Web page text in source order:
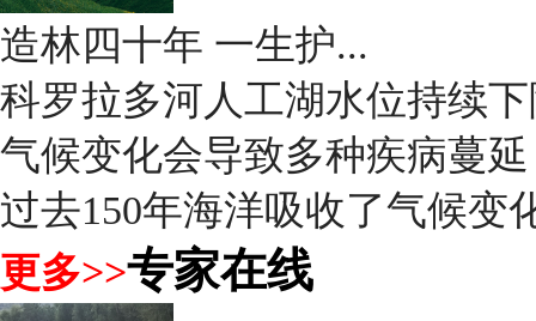
造林四十年 一生护...
科罗拉多河人工湖水位持续
气候变化会导致多种疾病蔓延
过去150年海洋吸收了气候变
更多>>专家在线